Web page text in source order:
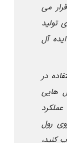
می
تولید
آل
در
هایی
رول
کنید،